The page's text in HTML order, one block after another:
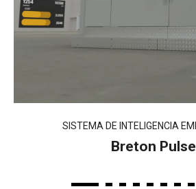
SISTEMA DE INTELIGENCIA
Breton Pulse